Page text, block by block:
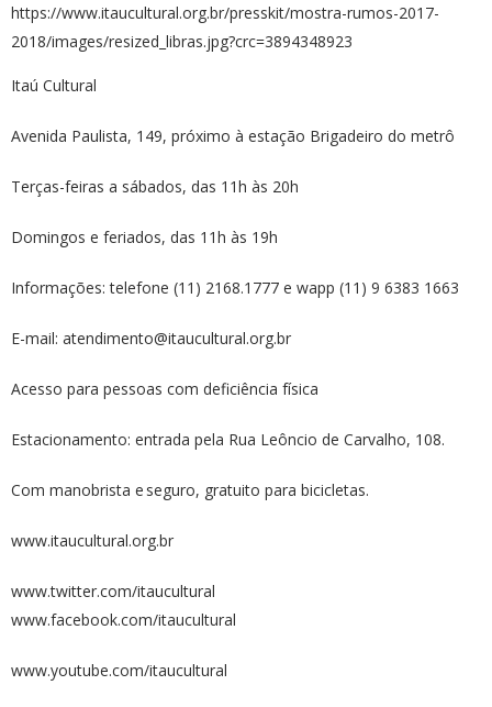
https://www.itaucultural.org.br/presskit/mostra-rumos-2017-
2018/images/resized_libras.jpg?crc=3894348923
Itaú Cultural
Avenida Paulista, 149, próximo à estação Brigadeiro do metrô
Terças-feiras a sábados, das 11h às 20h
Domingos e feriados, das 11h às 19h
Informações: telefone (11) 2168.1777 e wapp (11) 9 6383 1663
E-mail: atendimento@itaucultural.org.br
Acesso para pessoas com deficiência física
Estacionamento: entrada pela Rua Leôncio de Carvalho, 108.
Com manobrista e seguro, gratuito para bicicletas.
www.itaucultural.org.br
www.twitter.com/itaucultural
www.facebook.com/itaucultural
www.youtube.com/itaucultural